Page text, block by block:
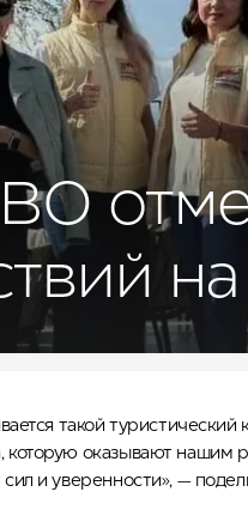
такой
оказывают нашим
сил и уверенности», —